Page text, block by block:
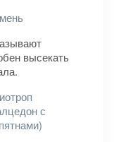
высекать
с